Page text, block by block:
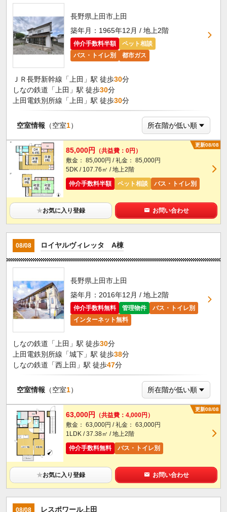
長野県上田市上田
築年月：1965年12月 / 地上2階
仲介手数料半額
ペット相談
バス・トイレ別
都市ガス
ＪＲ長野新幹線「上田」駅 徒歩30分
しなの鉄道「上田」駅 徒歩30分
上田電鉄別所線「上田」駅 徒歩30分
空室情報 （空室1）
更新08/08
85,000円
（共益費：0円）
敷金： 85,000円 / 礼金： 85,000円
5DK / 107.76㎡ / 地上2階
仲介手数料半額
ペット相談 バス・トイレ別
★お気に入り登録 お問い合わせ
08/08 ロイヤルヴィレッタ A棟
長野県上田市上田
築年月：2016年12月 / 地上2階
仲介手数料無料 管理物件
バス・トイレ別
インターネット無料
しなの鉄道「上田」駅 徒歩30分
上田電鉄別所線「城下」駅 徒歩38分
しなの鉄道「西上田」駅 徒歩47分
空室情報 （空室1）
更新08/08
63,000円
（共益費：4,000円）
敷金： 63,000円 / 礼金： 63,000円
1LDK / 37.38㎡ / 地上2階
仲介手数料無料
バス・トイレ別
★お気に入り登録 お問い合わせ
08/08 レスポワール上田